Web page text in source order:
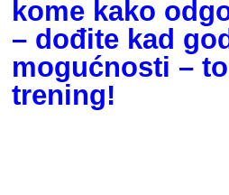
kome kako
– dođite kad
mogućnosti –
trening!